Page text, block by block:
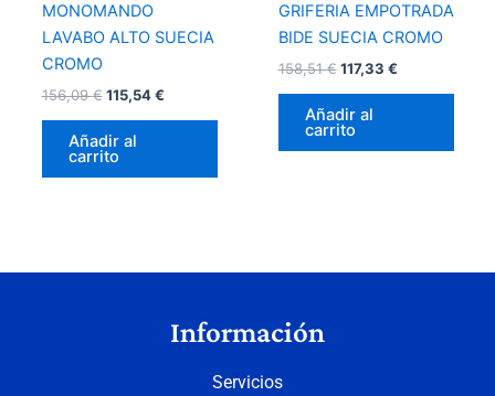
MONOMANDO
LAVABO ALTO SUECIA
CROMO
156,09€ 115,54€
Añadir al
carrito
GRIFERIA EMPOTRADA
BIDE SUECIA CROMO
158,51€ 117,33 €
Añadir al
carrito
Información
Servicios